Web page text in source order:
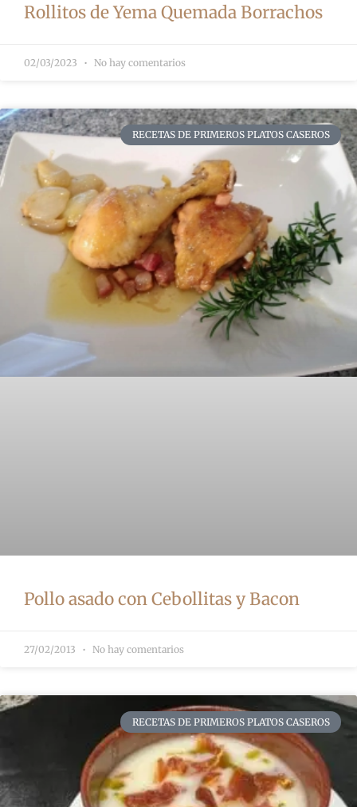
Rollitos de Yema Quemada Borrachos
02/03/2023 No hay comentarios
RECETAS DE PRIMEROS PLATOS CASEROS
Pollo asado con Cebollitas y Bacon
27/02/2013 No hay comentarios
RECETAS DE PRIMEROS PLATOS CASEROS